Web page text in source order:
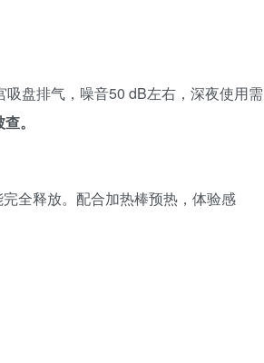
吸盘排气，噪音50 dB左右，深夜使用需
。
全释放。配合加热棒预热，体验感